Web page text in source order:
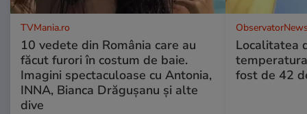
TVMania.ro
10 vedete din România care au
făcut furori în costum de baie.
Imagini spectaculoase cu Antonia,
INNA, Bianca Drăgușanu și alte
dive
Localitatea
fost de 42